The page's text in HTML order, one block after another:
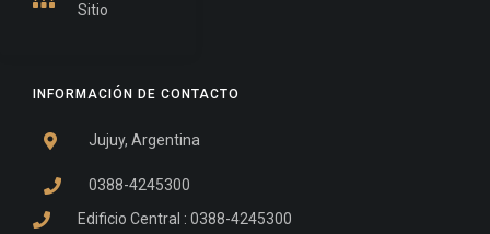
INFORMACIÓN DE CONTACTO
Jujuy, Argentina
0388-4245300
Edificio Central : 0388-4245300
Sitio